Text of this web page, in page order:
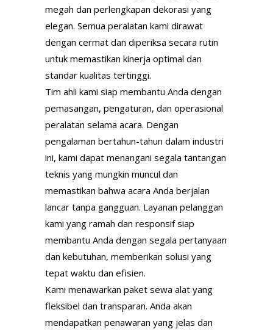
megah dan perlengkapan dekorasi yang
elegan. Semua peralatan kami dirawat
dengan cermat dan diperiksa secara rutin
untuk memastikan kinerja optimal dan
standar kualitas tertinggi.
Tim ahli kami siap membantu Anda dengan
pemasangan, pengaturan, dan operasional
peralatan selama acara. Dengan
pengalaman bertahun-tahun dalam industri
ini, kami dapat menangani segala tantangan
teknis yang mungkin muncul dan
memastikan bahwa acara Anda berjalan
lancar tanpa gangguan. Layanan pelanggan
kami yang ramah dan responsif siap
membantu Anda dengan segala pertanyaan
dan kebutuhan, memberikan solusi yang
tepat waktu dan efisien.
Kami menawarkan paket sewa alat yang
fleksibel dan transparan. Anda akan
mendapatkan penawaran yang jelas dan